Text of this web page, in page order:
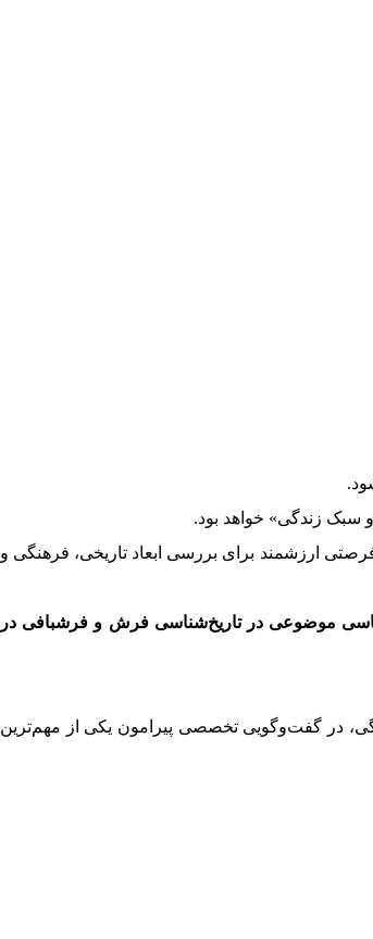
سبک زندگی» خواهد بود.
و فرصتی ارزشمند برای بررسی ابعاد تاریخی، فرهنگی و
موضوعی در تاریخ‌شناسی فرش و فرشبافی در
در گفت‌وگویی تخصصی پیرامون یکی از مهم‌ترین